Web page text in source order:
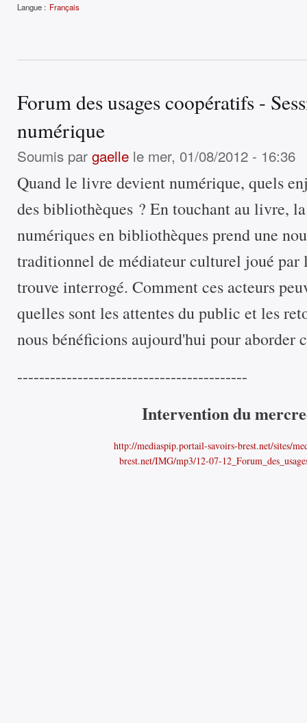
Langue : Français
Forum des usages coopératifs -
numérique
Soumis par gaelle le mer, 01/08/2012 - 16:36
Quand le livre devient numérique, quels
des bibliothèques ? En touchant au livre,
numériques en bibliothèques prend une
traditionnel de médiateur culturel joué par
trouve interrogé. Comment ces acteurs
quelles sont les attentes du public et les
nous bénéficions aujourd'hui pour aborder
------------------------------------------
Intervention du
http://mediaspip.portail-savoirs-brest.net/sites/
brest.net/IMG/mp3/12-07-